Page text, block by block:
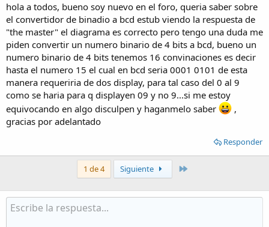
hola a todos, bueno soy nuevo en el foro, queria saber sobre
el convertidor de binadio a bcd estub viendo la respuesta de
"the master" el diagrama es correcto pero tengo una duda me
piden convertir un numero binario de 4 bits a bcd, bueno un
numero binario de 4 bits tenemos 16 convinaciones es decir
hasta el numero 15 el cual en bcd seria 0001 0101 de esta
manera requeriria de dos display, para tal caso del 0 al 9
como se haria para q displayen 09 y no 9...si me estoy
equivocando en algo disculpen y haganmelo saber
,
gracias por adelantado
Responder
1 de 4 Siguiente